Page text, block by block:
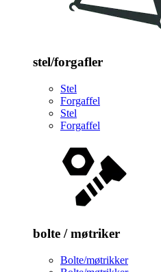
stel/forgafler
Stel
Forgaffel
Stel
Forgaffel
bolte / møtriker
Bolte/møtrikker